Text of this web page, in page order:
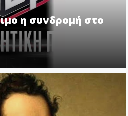
η συνδρομή στο